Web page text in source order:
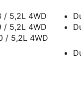
/ 5,2L 4WD
/ 5,2L 4WD
/ 5,2L 4WD